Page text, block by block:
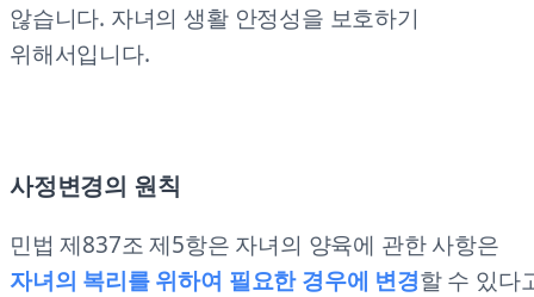
않습니다. 자녀의 생활 안정성을 보호하기
위해서입니다.
사정변경의 원칙
민법 제837조 제5항은 자녀의 양육에 관한 사항은
자녀의 복리를 위하여 필요한 경우에 변경할 수 있다